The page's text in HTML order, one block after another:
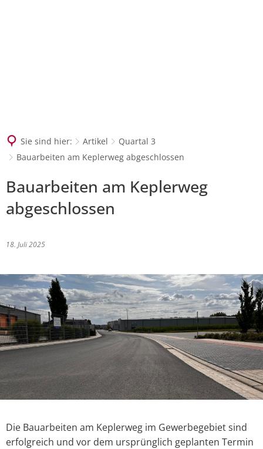
Sie sind hier: Artikel
Quartal 3
Bauarbeiten am Keplerweg abgeschlossen
Bauarbeiten am Keplerweg
abgeschlossen
18. Juli 2025
Die Bauarbeiten am Keplerweg im Gewerbegebiet sind
erfolgreich und vor dem ursprünglich geplanten Termin